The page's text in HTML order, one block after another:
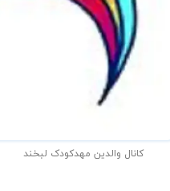
کانال والدین مهدکودک لبخند